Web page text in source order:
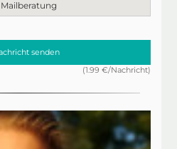
senden
(1.99 €/Nachricht)